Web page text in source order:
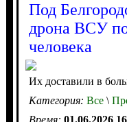
Под
дрона ВСУ
человека
Их доставили в
Категория: Все\
Время: 01.06.2026